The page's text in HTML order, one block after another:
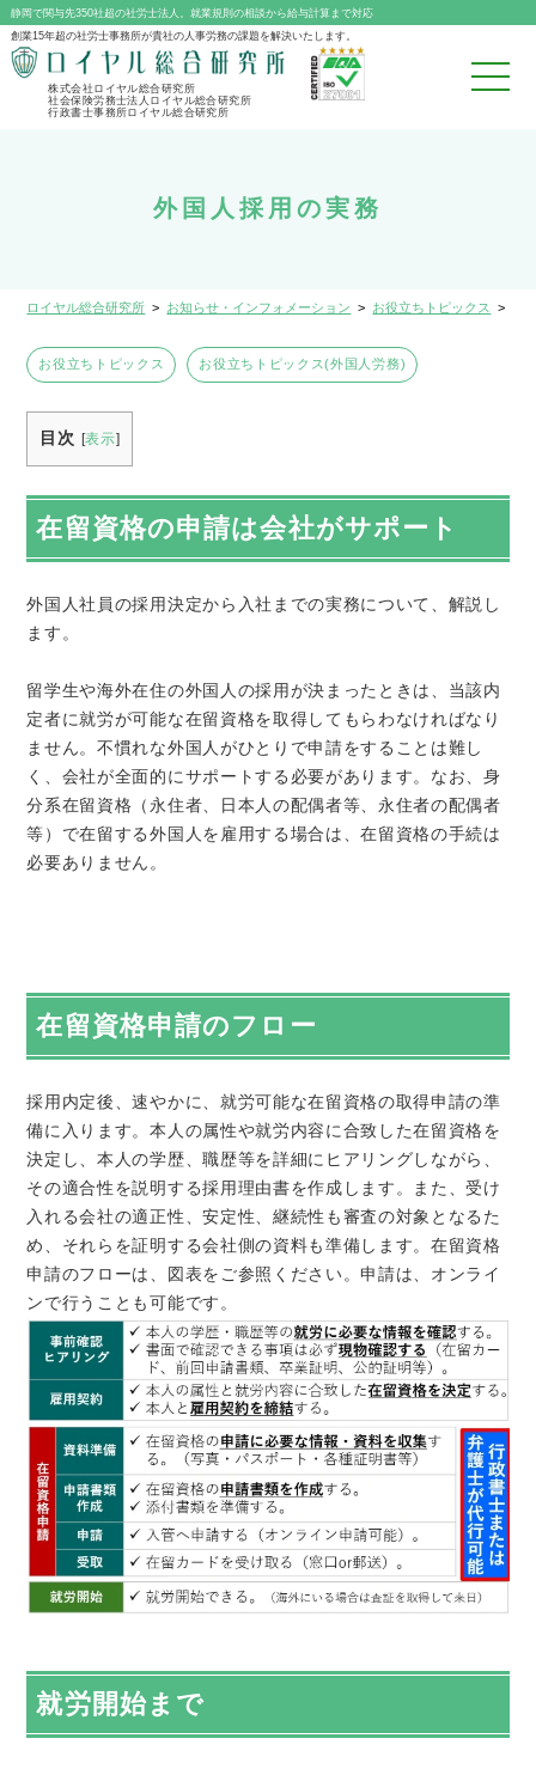
静岡で関与先350社超の社労士法人。就業規則の相談から給与計算まで対応
創業15年超の社労士事務所が貴社の人事労務の課題を解決いたします。
株式会社ロイヤル総合研究所
社会保険労務士法人ロイヤル総合研究所
行政書士事務所ロイヤル総合研究所
外国人採用の実務
ロイヤル総合研究所 > お知らせ・インフォメーション > お役立ちトピックス >
お役立ちトピックス お役立ちトピックス(外国人労務)
目次 [表示]
在留資格の申請は会社がサポート
外国人社員の採用決定から入社までの実務について、解説し
ます。
留学生や海外在住の外国人の採用が決まったときは、当該内
定者に就労が可能な在留資格を取得してもらわなければなり
ません。不慣れな外国人がひとりで申請をすることは難し
く、会社が全面的にサポートする必要があります。なお、身
分系在留資格（永住者、日本人の配偶者等、永住者の配偶者
等）で在留する外国人を雇用する場合は、在留資格の手続は
必要ありません。
在留資格申請のフロー
採用内定後、速やかに、就労可能な在留資格の取得申請の準
備に入ります。本人の属性や就労内容に合致した在留資格を
決定し、本人の学歴、職歴等を詳細にヒアリングしながら、
その適合性を説明する採用理由書を作成します。また、受け
入れる会社の適正性、安定性、継続性も審査の対象となるた
め、それらを証明する会社側の資料も準備します。在留資格
申請のフローは、図表をご参照ください。申請は、オンライ
ンで行うことも可能です。
就労開始まで